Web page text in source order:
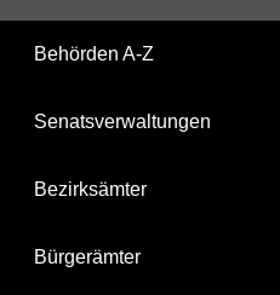
Behörden A-Z
Senatsverwaltungen
Bezirksämter
Bürgerämter